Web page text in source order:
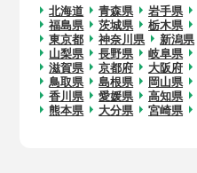
北海道 青森県 岩手県
福島県
茨城県 栃木県
東京都
神奈川県 新潟県
山梨県
長野県 岐阜県
滋賀県
京都府 大阪府
鳥取県
島根県 岡山県
香川県
愛媛県 高知県
熊本県
大分県 宮崎県